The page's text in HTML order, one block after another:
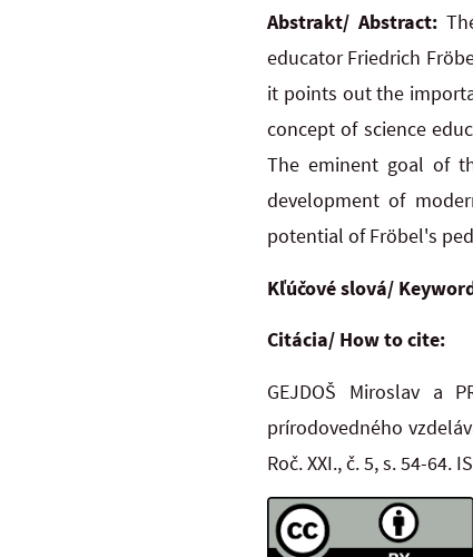
Abstrakt/ Abstract:
educator Friedrich
it points out the
concept of science
The eminent goal of
development of
potential of Fröbel's
Kľúčové slová/
Citácia/ How to cite:
GEJDOŠ Miroslav a
prírodovedného
Roč. XXI., č. 5, s. 54-64.